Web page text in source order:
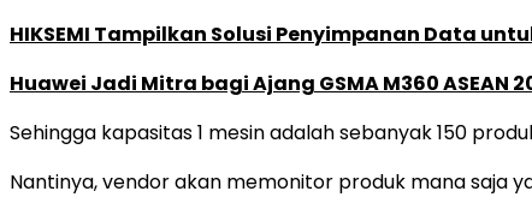
HIKSEMI Tampilkan Solusi Penyimpanan Data
Huawei Jadi Mitra bagi Ajang GSMA M360 ASEAN
Sehingga kapasitas 1 mesin adalah sebanyak 150
Nantinya, vendor akan memonitor produk mana saja